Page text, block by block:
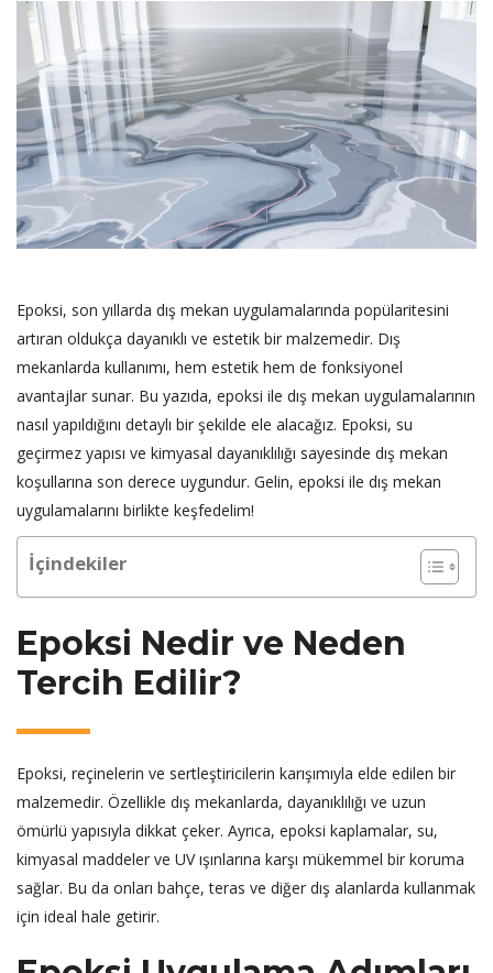
Epoksi, son yıllarda dış mekan uygulamalarında popülaritesini
artıran oldukça dayanıklı ve estetik bir malzemedir. Dış
mekanlarda kullanımı, hem estetik hem de fonksiyonel
avantajlar sunar. Bu yazıda, epoksi ile dış mekan uygulamalarının
nasıl yapıldığını detaylı bir şekilde ele alacağız. Epoksi, su
geçirmez yapısı ve kimyasal dayanıklılığı sayesinde dış mekan
koşullarına son derece uygundur. Gelin, epoksi ile dış mekan
uygulamalarını birlikte keşfedelim!
İçindekiler
Epoksi Nedir ve Neden
Tercih Edilir?
Epoksi, reçinelerin ve sertleştiricilerin karışımıyla elde edilen bir
malzemedir. Özellikle dış mekanlarda, dayanıklılığı ve uzun
ömürlü yapısıyla dikkat çeker. Ayrıca, epoksi kaplamalar, su,
kimyasal maddeler ve UV ışınlarına karşı mükemmel bir koruma
sağlar. Bu da onları bahçe, teras ve diğer dış alanlarda kullanmak
için ideal hale getirir.